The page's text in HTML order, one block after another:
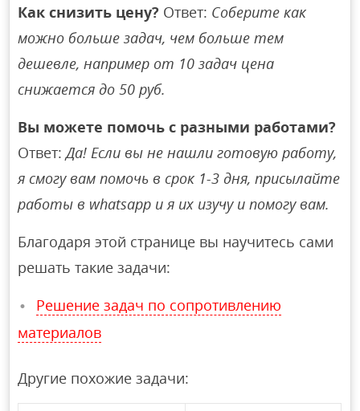
Как снизить цену? Ответ: Соберите как
можно больше задач, чем больше тем
дешевле, например от 10 задач цена
снижается до 50 руб.
Вы можете помочь с разными работами?
Ответ:Да! Если вы не нашли готовую работу,
я смогу вам помочь в срок 1-3 дня, присылайте
работы в whatsapp и я их изучу и помогу вам.
Благодаря этой странице вы научитесь сами
решать такие задачи:
Решение задач по сопротивлению
материалов
Другие похожие задачи: